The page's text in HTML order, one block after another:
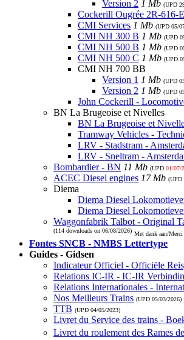
Version 2 1 Mb (UPD
Cockerill Ougrée 2R-616-E
CMI Services 1 Mb (UPD 05/
CMI NH 300 B 1 Mb (UPD
CMI NH 500 B 1 Mb (UPD
CMI NH 500 C 1 Mb (UPD
CMI NH 700 BB
Version 1 1 Mb (UPD
Version 2 1 Mb (UPD
John Cockerill -
BN La Brugeoise et Nivelles
BN La Brugeoise et
Tramway Vehicles -
LRV - Stadstram -
LRV - Sneltram -
Bombardier - BN 11 Mb (UPD 01/07/
ACEC Diesel engines 17 Mb (UPD
Diema
Diema Diesel
Diema Diesel
Waggonfabrik Talbot - Original
(114 downloads on 06/08/2026) Met dank aan/Merci
Fontes SNCB - NMBS Lettertype
Guides - Gidsen
Indicateur Officiel - Officiële
Relations IC-IR - IC-IR
Relations Internationales -
Nos Meilleurs Trains (UPD 05/03/2026)
TTB (UPD 04/05/2023)
Livret du Service des trains -
Livret du roulement des Rames